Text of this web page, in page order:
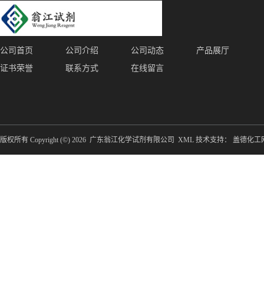
公司首页 公司介绍 公司动态
产品展厅
证书荣誉
联系方式 在线留言
版权所有 Copyright (©) 2026 广东翁江化学试剂有限公司 XML 技术支持： 盖德化工